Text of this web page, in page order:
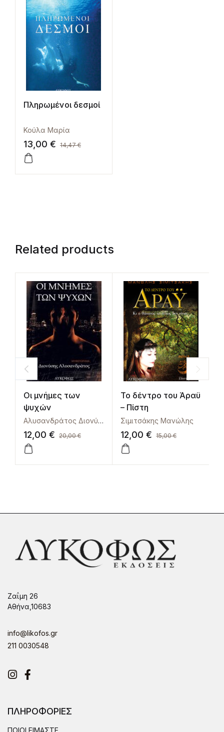
Πληρωμένοι δεσμοί
Κούλα Μαρία
13,00 € 14,47€
Related products
Οι μνήμες των
ψυχών
Αλυσανδράτος Διονύσης
12,00 € 20,00€
Το δέντρο του Άραϋ
– Πίστη
Σιμιτσάκης Μανώλης
12,00 € 15,00€
Ζαΐμη 26
Αθήνα,10683
info@likofos.gr
211 0030548
Instagram
Facebook
ΠΛΗΡΟΦΟΡΙΕΣ